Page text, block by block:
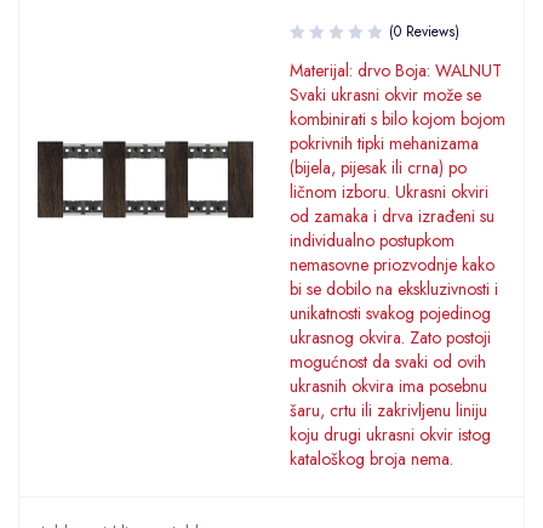
(0 Reviews)
Materijal: drvo Boja: WALNUT
Svaki ukrasni okvir može se
kombinirati s bilo kojom bojom
pokrivnih tipki mehanizama
(bijela, pijesak ili crna) po
ličnom izboru. Ukrasni okviri
od zamaka i drva izrađeni su
individualno postupkom
nemasovne priozvodnje kako
bi se dobilo na ekskluzivnosti i
unikatnosti svakog pojedinog
ukrasnog okvira. Zato postoji
mogućnost da svaki od ovih
ukrasnih okvira ima posebnu
šaru, crtu ili zakrivljenu liniju
koju drugi ukrasni okvir istog
kataloškog broja nema.